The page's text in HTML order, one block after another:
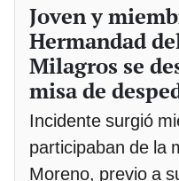
Joven y
Hermandad
Milagros se
misa de
Incidente surgió
participaban de la
Moreno, previo a